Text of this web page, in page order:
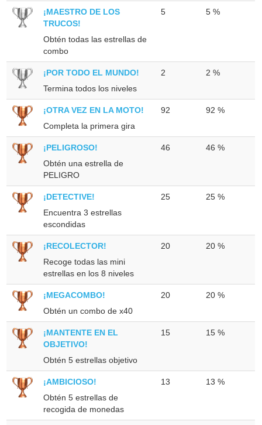
¡MAESTRO DE LOS
TRUCOS!
Obtén todas las estrellas de
combo
5 5 %
¡POR TODO EL MUNDO!
Termina todos los niveles
2 2 %
¡OTRA VEZ EN LA MOTO!
Completa la primera gira
92 92 %
¡PELIGROSO!
Obtén una estrella de
PELIGRO
46 46 %
¡DETECTIVE!
Encuentra 3 estrellas
escondidas
25 25 %
¡RECOLECTOR!
Recoge todas las mini
estrellas en los 8 niveles
20 20 %
¡MEGACOMBO!
Obtén un combo de x40
20 20 %
¡MANTENTE EN EL
OBJETIVO!
Obtén 5 estrellas objetivo
15 15 %
¡AMBICIOSO!
Obtén 5 estrellas de
recogida de monedas
13 13 %